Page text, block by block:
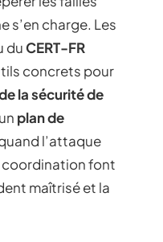
s’en charge. Les
duCERT-FR
concrets pour
la sécurité de
plan de
l’attaque
coordination font
maîtrisé et la